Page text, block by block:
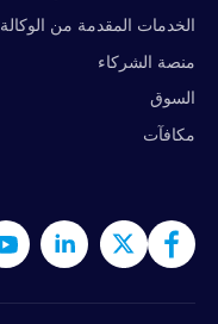
الخدمات المقدمة من الوكالة
منصة الشركاء
السوق
مكافآت